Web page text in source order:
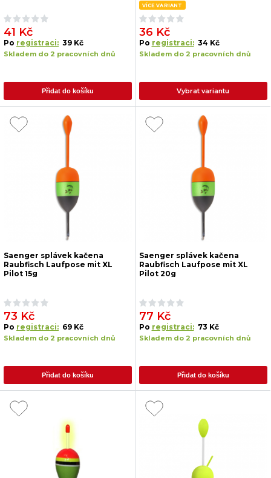
41 Kč
Po registraci: 39 Kč
Skladem do 2 pracovních dnů
Přidat do košíku
VÍCE VARIANT
36 Kč
Po registraci: 34 Kč
Skladem do 2 pracovních dnů
Vybrat variantu
Saenger splávek kačena
Raubfisch Laufpose mit XL
Pilot 15g
73 Kč
Po registraci: 69 Kč
Skladem do 2 pracovních dnů
Přidat do košíku
Saenger splávek kačena
Raubfisch Laufpose mit XL
Pilot 20g
77 Kč
Po registraci: 73 Kč
Skladem do 2 pracovních dnů
Přidat do košíku